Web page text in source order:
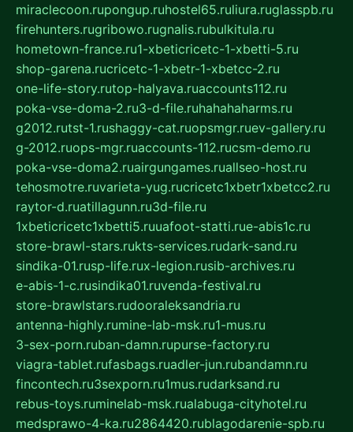
miraclecoon.rupongup.ruhostel65.ruliura.ruglasspb.ru
firehunters.rugribowo.rugnalis.rubulkitula.ru
hometown-france.ru1-xbeticricetc-1-xbetti-5.ru
shop-garena.rucricetc-1-xbetr-1-xbetcc-2.ru
one-life-story.rutop-halyava.ruaccounts112.ru
poka-vse-doma-2.ru3-d-file.ruhahahaharms.ru
g2012.rutst-1.rushaggy-cat.ruopsmgr.ruev-gallery.ru
g-2012.ruops-mgr.ruaccounts-112.rucsm-demo.ru
poka-vse-doma2.ruairgungames.ruallseo-host.ru
tehosmotre.ruvarieta-yug.rucricetc1xbetr1xbetcc2.ru
raytor-d.ruatillagunn.ru3d-file.ru
1xbeticricetc1xbetti5.ruuafoot-statti.rue-abis1c.ru
store-brawl-stars.rukts-services.rudark-sand.ru
sindika-01.rusp-life.rux-legion.rusib-archives.ru
e-abis-1-c.rusindika01.ruvenda-festival.ru
store-brawlstars.rudooraleksandria.ru
antenna-highly.rumine-lab-msk.ru1-mus.ru
3-sex-porn.ruban-damn.rupurse-factory.ru
viagra-tablet.rufasbags.ruadler-jun.rubandamn.ru
fincontech.ru3sexporn.ru1mus.rudarksand.ru
rebus-toys.ruminelab-msk.rualabuga-cityhotel.ru
medsprawo-4-ka.ru2864420.rublagodarenie-spb.ru